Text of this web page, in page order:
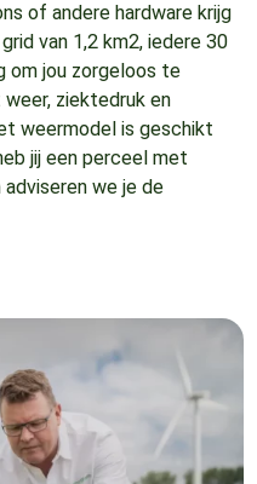
of andere hardware krijg
van 1,2 km2, iedere 30
om jou zorgeloos te
ziektedruk en
weermodel is geschikt
jij een perceel met
we je de